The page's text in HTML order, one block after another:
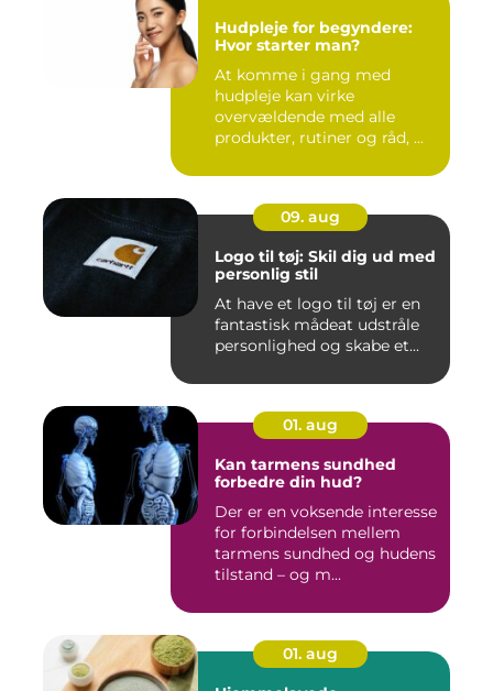
Hudpleje for begyndere:
Hvor starter man?
At komme i gang med
hudpleje kan virke
overvældende med alle
produkter, rutiner og råd, ...
09. aug
Logo til tøj: Skil dig ud med
personlig stil
At have et logo til tøj er en
fantastisk mådeat udstråle
personlighed og skabe et...
01. aug
Kan tarmens sundhed
forbedre din hud?
Der er en voksende interesse
for forbindelsen mellem
tarmens sundhed og hudens
tilstand – og m...
01. aug